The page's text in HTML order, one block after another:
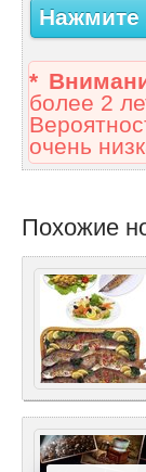
Нажмите
*
более 2
очень
Похожие